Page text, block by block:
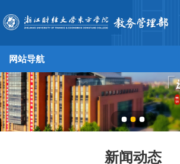
网站导航
网站首页
教务总览
新闻动态